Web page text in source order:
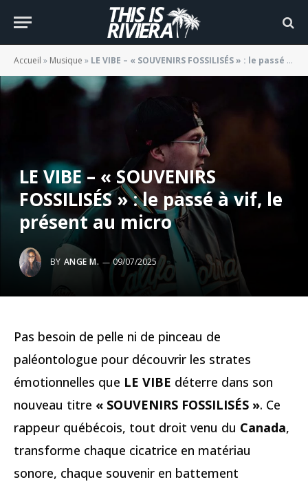
Accueil » Musique » LE VIBE – « SOUVENIRS FOSSILISÉS » : le passé à vif, le présent au micro
LE VIBE – « SOUVENIRS
FOSSILISÉS » : le passé à vif, le
présent au micro
BY ANGE M. 09/07/2025
Pas besoin de pelle ni de pinceau de
paléontologue pour découvrir les strates
émotionnelles que LE VIBE déterre dans son
nouveau titre « SOUVENIRS FOSSILISÉS ». Ce
rappeur québécois, tout droit venu du Canada,
transforme chaque cicatrice en matériau
sonore, chaque souvenir en battement